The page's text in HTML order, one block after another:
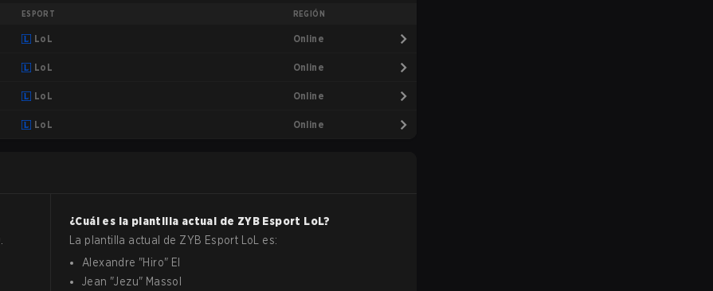
ESPORT REGIÓN
LoL Online
LoL Online
LoL Online
LoL Online
¿Cuál es la plantilla actual de ZYB Esport LoL?
La plantilla actual de ZYB Esport LoL
es:
Alexandre "Hiro" El
Jean "Jezu" Massol